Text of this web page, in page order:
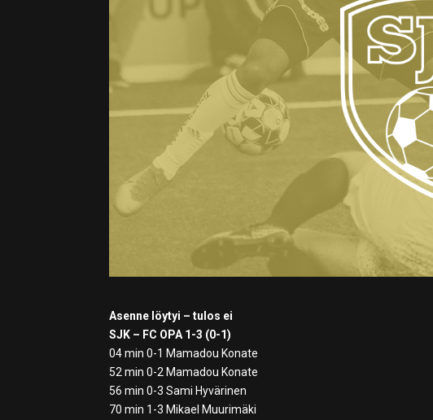
Asenne löytyi – tulos ei
SJK – FC OPA 1-3 (0-1)
04 min 0-1 Mamadou Konate
52 min 0-2 Mamadou Konate
56 min 0-3 Sami Hyvärinen
70 min 1-3 Mikael Muurimäki